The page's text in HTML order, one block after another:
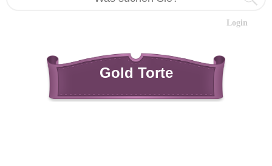
Login
Gold Torte